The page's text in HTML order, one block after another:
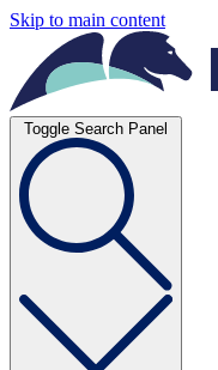
Skip to main content
Toggle Search Panel